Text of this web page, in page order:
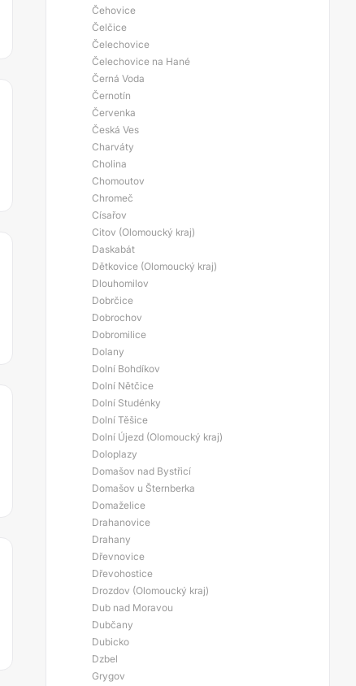
Čehovice
Čelčice
Čelechovice
Čelechovice na Hané
Černá Voda
Černotín
Červenka
Česká Ves
Charváty
Cholina
Chomoutov
Chromeč
Císařov
Citov (Olomoucký kraj)
Daskabát
Dětkovice (Olomoucký kraj)
Dlouhomilov
Dobrčice
Dobrochov
Dobromilice
Dolany
Dolní Bohdíkov
Dolní Nětčice
Dolní Studénky
Dolní Těšice
Dolní Újezd (Olomoucký kraj)
Doloplazy
Domašov nad Bystřicí
Domašov u Šternberka
Domaželice
Drahanovice
Drahany
Dřevnovice
Dřevohostice
Drozdov (Olomoucký kraj)
Dub nad Moravou
Dubčany
Dubicko
Dzbel
Grygov